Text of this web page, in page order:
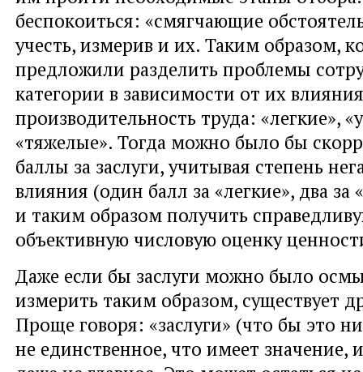
беспокоиться: «смягчающие
учесть, измерив и их. Таким образом,
предложили разделить проблемы
категории в зависимости от их
производительность труда: «легкие»,
«тяжелые». Тогда можно было бы
баллы за заслуги, учитывая степень
влияния (один балл за «легкие», два за
и таким образом получить
объективную числовую оценку
Даже если бы заслуги можно было
измерить таким образом, существует
Проще говоря: «заслуги» (что бы это
не единственное, что имеет значение,